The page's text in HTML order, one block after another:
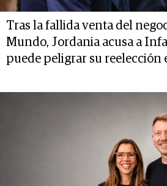
Tras la fallida venta del
Mundo, Jordania acusa a
puede peligrar su reelección